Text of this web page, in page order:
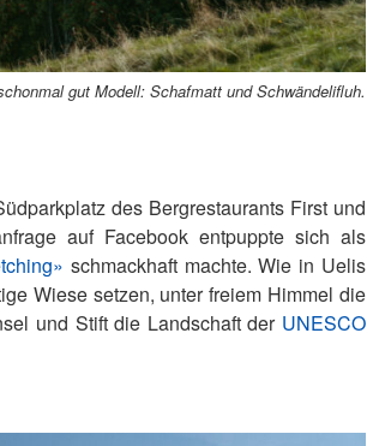
gut Modell: Schafmatt und Schwändelifluh.
des Bergrestaurants First und
auf Facebook entpuppte sich als
schmackhaft machte. Wie in Uelis
Wiese setzen, unter freiem Himmel die
und Stift die Landschaft der UNESCO